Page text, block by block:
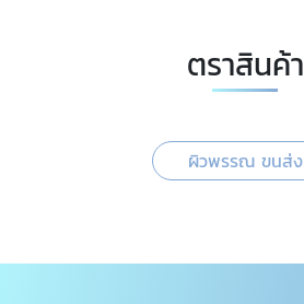
ตราสินค้า
ผิวพรรณ ขนส่ง